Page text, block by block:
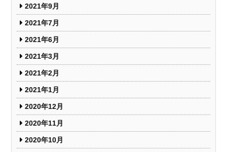
2021年9月
2021年7月
2021年6月
2021年3月
2021年2月
2021年1月
2020年12月
2020年11月
2020年10月